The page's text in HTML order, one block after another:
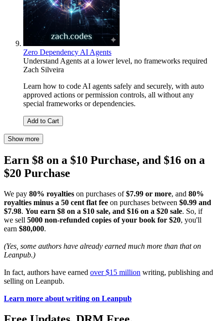
Zero Dependency AI Agents
Understand Agents at a lower level, no frameworks required
Zach Silveira
Learn how to code AI agents safely and securely, with auto
approved actions or permission controls, all without any
special frameworks or dependencies.
Add to Cart
Show more
Earn $8 on a $10 Purchase, and $16 on a
$20 Purchase
We pay 80% royalties on purchases of$7.99 or more, and 80%
royalties minus a 50 cent flat fee on purchases between $0.99 and
$7.98. You earn $8 on a $10 sale, and $16 on a $20 sale. So, if
we sell 5000 non-refunded copies of your book for $20, you'll
earn $80,000.
(Yes, some authors have already earned much more than that on
Leanpub.)
In fact, authors have earned over $15 million writing, publishing and
selling on Leanpub.
Learn more about writing on Leanpub